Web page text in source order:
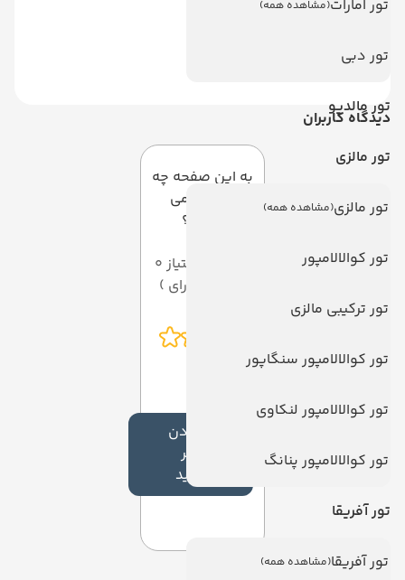
تور امارات(مشاهده همه)
تور دبی
تور مالدیو
تور مالزی
تور مالزی(مشاهده همه)
تور کوالالامپور
تور ترکیبی مالزی
تور کوالالامپور سنگاپور
تور کوالالامپور لنکاوی
تور کوالالامپور پنانگ
تور آفریقا
تور آفریقا(مشاهده همه)
دیدگاه کاربران
به این صفحه چه
امتیازی می
دهید؟
میانگین امتیاز 0
افزودن
نظر
جدید